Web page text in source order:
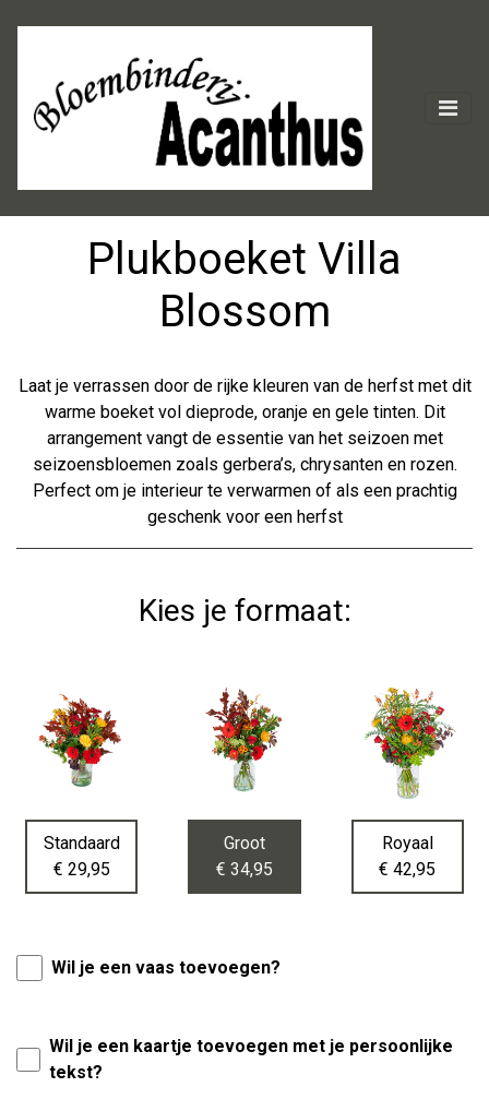
Plukboeket Villa
Blossom
Laat je verrassen door de rijke kleuren van de herfst met dit
warme boeket vol dieprode, oranje en gele tinten. Dit
arrangement vangt de essentie van het seizoen met
seizoensbloemen zoals gerbera’s, chrysanten en rozen.
Perfect om je interieur te verwarmen of als een prachtig
geschenk voor een herfst
Kies je formaat:
Standaard
€ 29,95
Groot
€ 34,95
Royaal
€ 42,95
Wil je een vaas toevoegen?
Wil je een kaartje toevoegen met je persoonlijke
tekst?